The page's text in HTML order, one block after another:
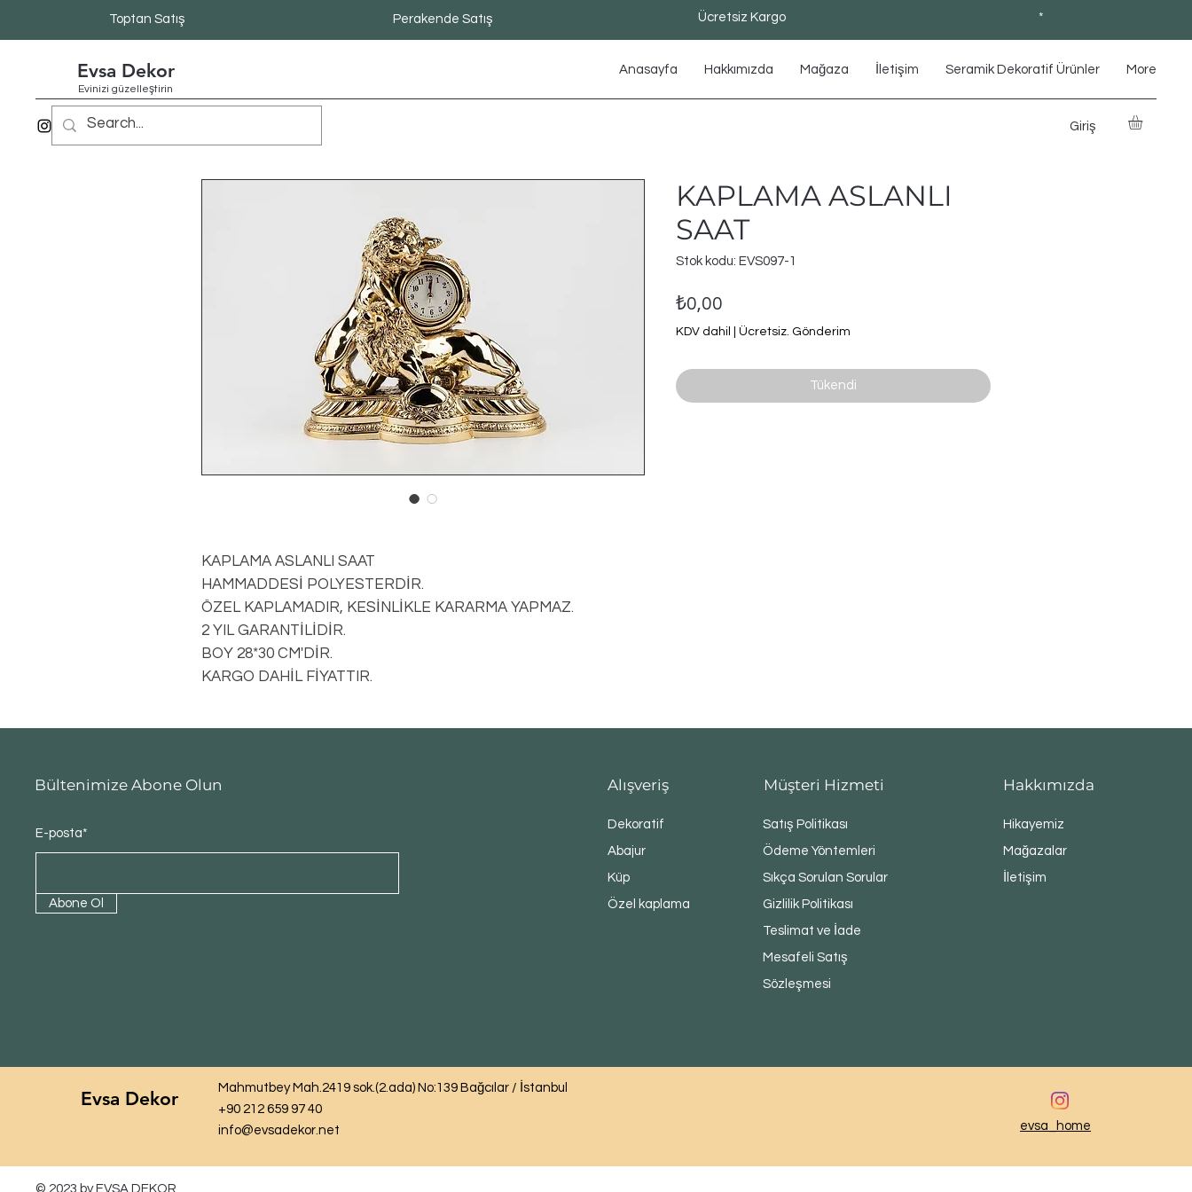
Toptan Satış Perakende Satış Ücretsiz Kargo *
Evsa Dekor
Evinizi güzelleştirin
Anasayfa Hakkımızda Mağaza İletişim Seramik Dekoratif Ürünler More
Giriş
KAPLAMA ASLANLI SAAT
HAMMADDESİ POLYESTERDİR.
ÖZEL KAPLAMADIR, KESİNLİKLE KARARMA YAPMAZ.
2 YIL GARANTİLİDİR.
BOY 28*30 CM'DİR.
KARGO DAHİL FİYATTIR.
KAPLAMA ASLANLI
SAAT
Stok kodu: EVS097-1
₺0,00
KDV dahil Ücretsiz. Gönderim
Tükendi
Bültenimize Abone Olun
E-posta*
Abone Ol
Alışveriş
Dekoratif
Abajur
Küp
Özel kaplama
Müşteri Hizmeti
Satış Politikası
Ödeme Yöntemleri
Sıkça Sorulan Sorular
Gizlilik Politikası
Teslimat ve İade
Mesafeli Satış
Sözleşmesi
Hakkımızda
Hikayemiz
Mağazalar
İletişim
Evsa Dekor
Mahmutbey Mah.2419 sok.(2.ada) No:139 Bağcılar / İstanbul
+90 212 659 97 40
info@evsadekor.net
evsa_home
© 2023 by EVSA DEKOR.